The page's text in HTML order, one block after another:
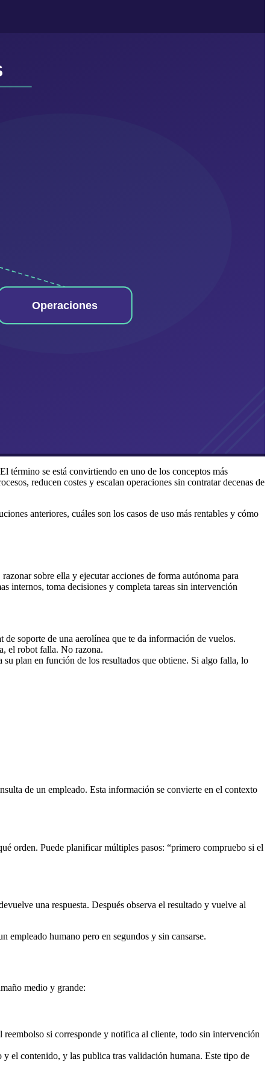
término se está convirtiendo en uno de los conceptos más
reducen costes y escalan operaciones sin contratar decenas de
anteriores, cuáles son los casos de uso más rentables y cómo
sobre ella y ejecutar acciones de forma autónoma para
internos, toma decisiones y completa tareas sin intervención
soporte de una aerolínea que te da información de vuelos.
el robot falla. No razona.
su plan en función de los resultados que obtiene. Si algo falla, lo
de un empleado. Esta información se convierte en el contexto
orden. Puede planificar múltiples pasos: “primero compruebo si el
una respuesta. Después observa el resultado y vuelve al
humano pero en segundos y sin cansarse.
medio y grande:
reembolso si corresponde y notifica al cliente, todo sin intervención
el contenido, y las publica tras validación humana. Este tipo de